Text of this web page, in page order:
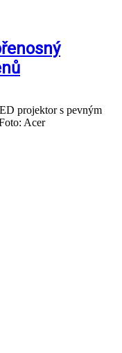
projektor s pevným
Acer